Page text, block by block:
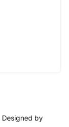
Designed by